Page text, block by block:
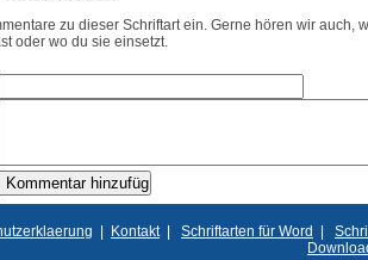
zu dieser Schriftart ein. Gerne hören wir auch,
oder wo du sie einsetzt.
| Kontakt| Schriftarten für Word |